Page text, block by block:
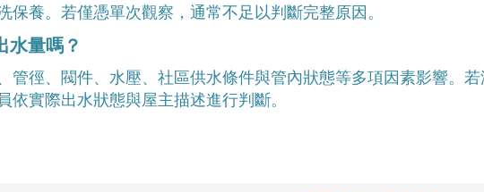
保養。若僅憑單次觀察，通常不足以判斷完整原因。
水量嗎？
管徑、閥件、水壓、社區供水條件與管內狀態等多項因素影響。
依實際出水狀態與屋主描述進行判斷。